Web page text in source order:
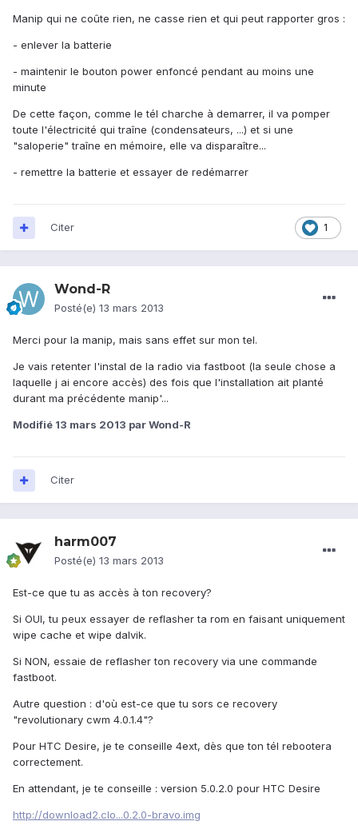
Manip qui ne coûte rien, ne casse rien et qui peut rapporter gros :
- enlever la batterie
- maintenir le bouton power enfoncé pendant au moins une
minute
De cette façon, comme le tél charche à demarrer, il va pomper
toute l'électricité qui traîne (condensateurs, ...) et si une
"saloperie" traîne en mémoire, elle va disparaître...
- remettre la batterie et essayer de redémarrer
1
Citer
Wond-R
Posté(e) 13 mars 2013
Merci pour la manip, mais sans effet sur mon tel.
Je vais retenter l'instal de la radio via fastboot (la seule chose a
laquelle j ai encore accès) des fois que l'installation ait planté
durant ma précédente manip'...
Modifié 13 mars 2013 par Wond-R
Citer
harm007
Posté(e) 13 mars 2013
Est-ce que tu as accès à ton recovery?
Si OUI, tu peux essayer de reflasher ta rom en faisant uniquement
wipe cache et wipe dalvik.
Si NON, essaie de reflasher ton recovery via une commande
fastboot.
Autre question : d'où est-ce que tu sors ce recovery
"revolutionary cwm 4.0.1.4"?
Pour HTC Desire, je te conseille 4ext, dès que ton tél rebootera
correctement.
En attendant, je te conseille : version 5.0.2.0 pour HTC Desire
http://download2.clo...0.2.0-bravo.img